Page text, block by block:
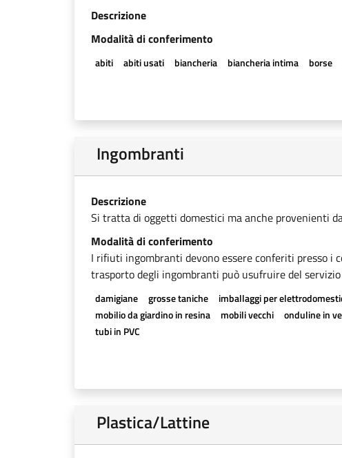
Descrizione
Modalità di conferimento
abiti abiti usati biancheria biancheria intima borse
Ingombranti
Descrizione
Si tratta di oggetti domestici ma anche provenienti
Modalità di conferimento
I rifiuti ingombranti devono essere conferiti presso i
trasporto degli ingombranti può usufruire del
damigiane grosse taniche imballaggi per
mobilio da giardino in resina
mobili vecchi onduline in
tubi in PVC
Plastica/Lattine